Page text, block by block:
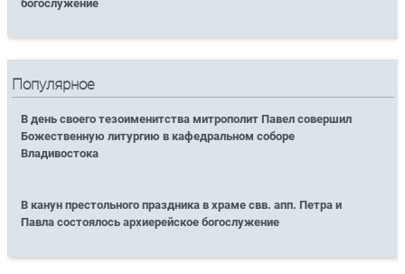
богослужение
Популярное
В день своего тезоименитства митрополит Павел совершил
Божественную литургию в кафедральном соборе
Владивостока
В канун престольного праздника в храме свв. апп. Петра и
Павла состоялось архиерейское богослужение